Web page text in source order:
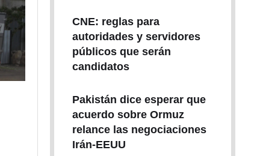
CNE: reglas para
autoridades y servidores
públicos que serán
candidatos
Pakistán dice esperar que
acuerdo sobre Ormuz
relance las negociaciones
Irán-EEUU